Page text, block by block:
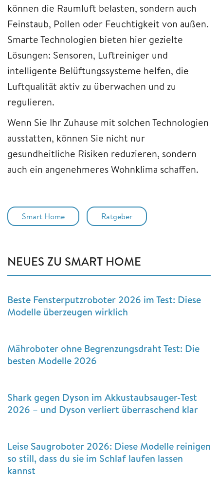
können die Raumluft belasten, sondern auch
Feinstaub, Pollen oder Feuchtigkeit von außen.
Smarte Technologien bieten hier gezielte
Lösungen: Sensoren, Luftreiniger und
intelligente Belüftungssysteme helfen, die
Luftqualität aktiv zu überwachen und zu
regulieren.
Wenn Sie Ihr Zuhause mit solchen Technologien
ausstatten, können Sie nicht nur
gesundheitliche Risiken reduzieren, sondern
auch ein angenehmeres Wohnklima schaffen.
Smart Home Ratgeber
NEUES ZU SMART HOME
Beste Fensterputzroboter 2026 im Test: Diese
Modelle überzeugen wirklich
Mähroboter ohne Begrenzungsdraht Test: Die
besten Modelle 2026
Shark gegen Dyson im Akkustaubsauger-Test
2026 – und Dyson verliert überraschend klar
Leise Saugroboter 2026: Diese Modelle reinigen
so still, dass du sie im Schlaf laufen lassen
kannst